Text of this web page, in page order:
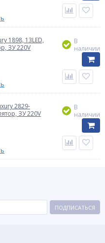
1898, 13LED,
ЗУ 220V
В
наличии
2829-
ЗУ 220V
В
наличии
ПОДПИСАТЬСЯ